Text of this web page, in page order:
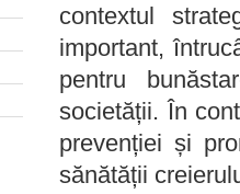
contextul
important,
pentru
societății. În
prevenției și
sănătății